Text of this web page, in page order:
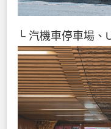
└ 汽機車停車場、